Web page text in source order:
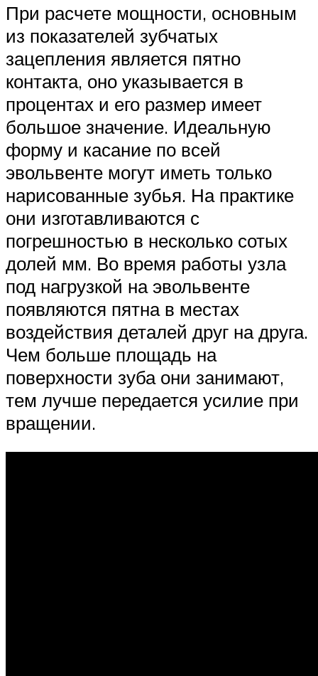
При расчете мощности, основным
из показателей зубчатых
зацепления является пятно
контакта, оно указывается в
процентах и его размер имеет
большое значение. Идеальную
форму и касание по всей
эвольвенте могут иметь только
нарисованные зубья. На практике
они изготавливаются с
погрешностью в несколько сотых
долей мм. Во время работы узла
под нагрузкой на эвольвенте
появляются пятна в местах
воздействия деталей друг на друга.
Чем больше площадь на
поверхности зуба они занимают,
тем лучше передается усилие при
вращении.